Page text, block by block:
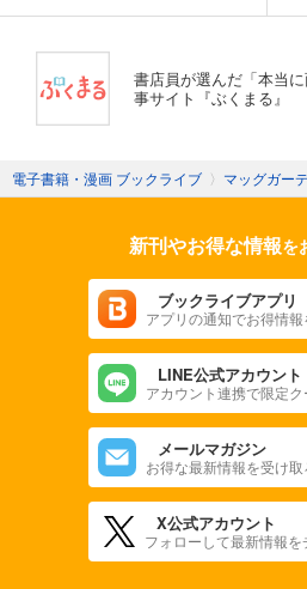
書店員が選んだ「本当
事サイト『ぶくまる』
電子書籍・漫画 ブックライブ 〉 マッグガー
新刊やお得な情報を
ブックライブアプリ
アプリの通知でお得情報
LINE公式アカウント
アカウント連携で限定ク
メールマガジン
お得な最新情報を受け取
X公式アカウント
フォローして最新情報を